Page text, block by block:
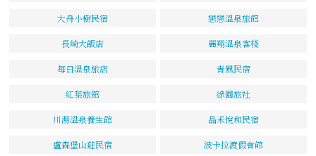
大舟小樹民宿 戀戀溫泉旅館
長崎大飯店 麗翔溫泉客棧
每日溫泉旅店 青風民宿
紅葉旅館 綠園旅社
川湯溫泉養生館 品禾悅和民宿
盧森堡山莊民宿 波卡拉渡假會館